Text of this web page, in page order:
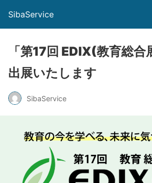
SibaService
「第17回 EDIX(教育総
出展いたします
SibaService